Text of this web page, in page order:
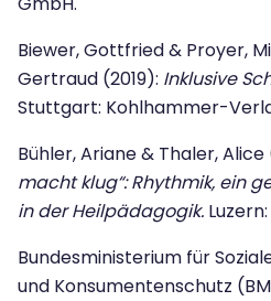
Biewer, Gottfried & Proyer,
Gertraud (2019): Inklusive
Stuttgart: Kohlhammer-
Bühler, Ariane & Thaler, Alice
macht klug“: Rhythmik, ein
in der Heilpädagogik.
Bundesministerium für
und Konsumentenschutz